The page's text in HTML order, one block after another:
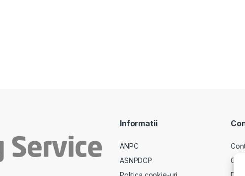
Informatii
ANPC
ASNPDCP